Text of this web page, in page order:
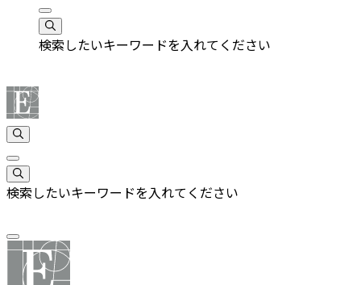
検索したいキーワードを入れてください
検索したいキーワードを入れてください